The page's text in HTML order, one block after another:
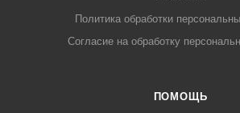
Политика обработки
Согласие на обработку
ПОМОЩЬ